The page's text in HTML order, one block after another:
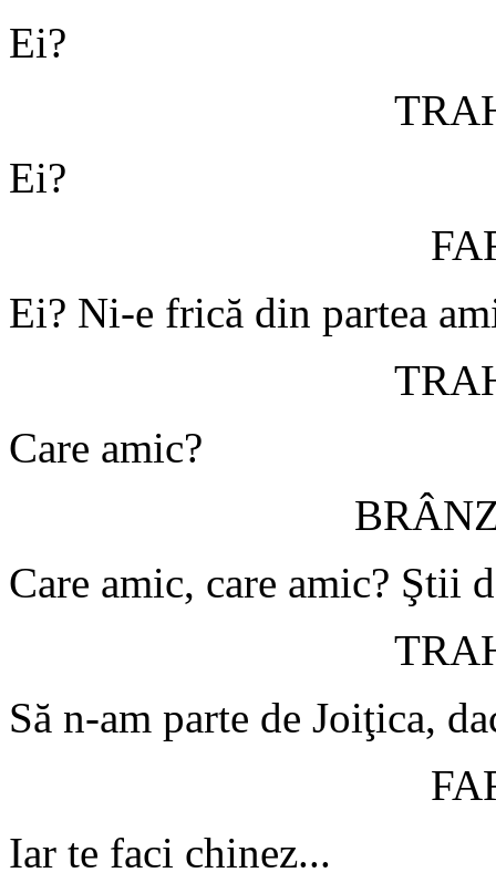
Ei?
Ei?
Ei? Ni-e frică din partea
Care amic?
Care amic, care amic? Ştii
Să n-am parte de Joiţica,
Iar te faci chinez...